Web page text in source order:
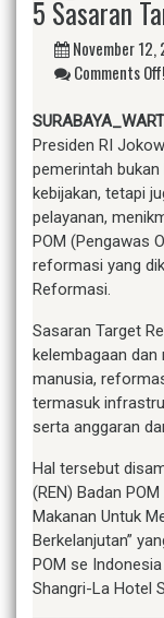
5 Sasaran
November 12,
Comments Off!
Presiden RI
pemerintah
kebijakan, tetapi
pelayanan,
POM (Pengawas
reformasi yang
Reformasi.
Sasaran Target
kelembagaan dan
manusia,
termasuk
serta anggaran
Hal tersebut
(REN) Badan
Makanan Untuk
Berkelanjutan”
POM se
Shangri-La Hotel